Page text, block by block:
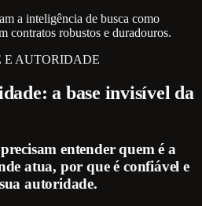
a inteligência de busca como
contratos robustos e duradouros.
AUTORIDADE
a base invisível da
entender quem é a
atua, por que é confiável e
autoridade.